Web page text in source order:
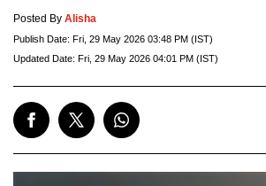
Posted By Alisha
Publish Date: Fri, 29 May 2026 03:48 PM (IST)
Updated Date: Fri, 29 May 2026 04:01 PM (IST)